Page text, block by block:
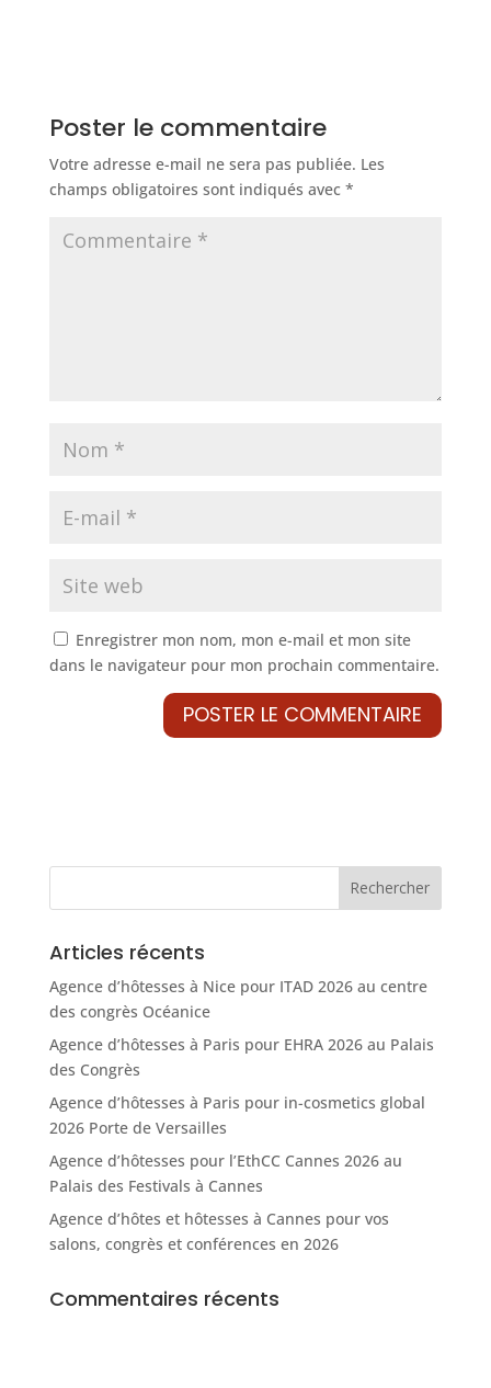
Poster le commentaire
Votre adresse e-mail ne sera pas publiée. Les
champs obligatoires sont indiqués avec *
Enregistrer mon nom, mon e-mail et mon site
dans le navigateur pour mon prochain commentaire.
Articles récents
Agence d’hôtesses à Nice pour ITAD 2026 au centre
des congrès Océanice
Agence d’hôtesses à Paris pour EHRA 2026 au Palais
des Congrès
Agence d’hôtesses à Paris pour in-cosmetics global
2026 Porte de Versailles
Agence d’hôtesses pour l’EthCC Cannes 2026 au
Palais des Festivals à Cannes
Agence d’hôtes et hôtesses à Cannes pour vos
salons, congrès et conférences en 2026
Commentaires récents